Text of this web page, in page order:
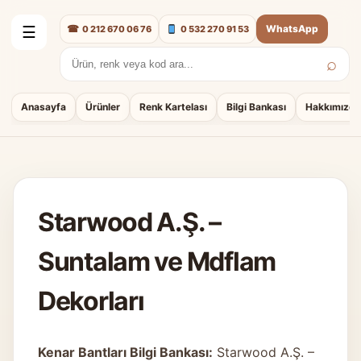
☰
Anasayfa Ürünler Renk Kartelası Bilgi Bankası Hakkımızda
Arama: ⌕
☎ 0 212 670 06 76 0 532 270 91 53 WhatsApp
Starwood A.Ş. –
Suntalam ve Mdflam
Dekorları
Kenar Bantları Bilgi Bankası: Starwood A.Ş. –